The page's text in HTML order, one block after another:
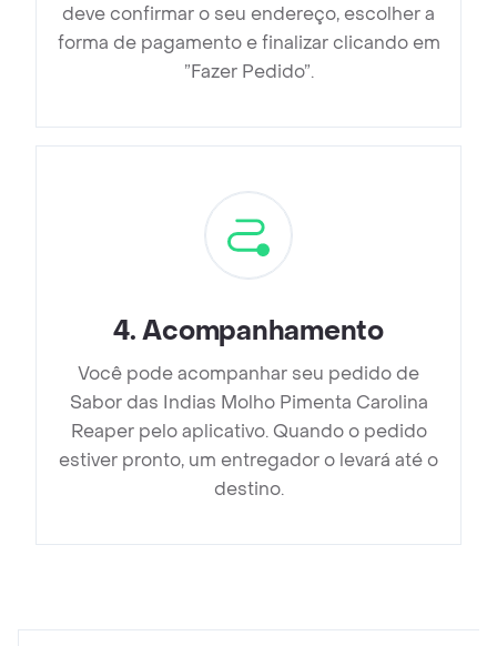
deve confirmar o seu endereço, escolher a
forma de pagamento e finalizar clicando em
”Fazer Pedido”.
4.Acompanhamento
Você pode acompanhar seu pedido de
Sabor das Indias Molho Pimenta Carolina
Reaper pelo aplicativo. Quando o pedido
estiver pronto, um entregador o levará até o
destino.